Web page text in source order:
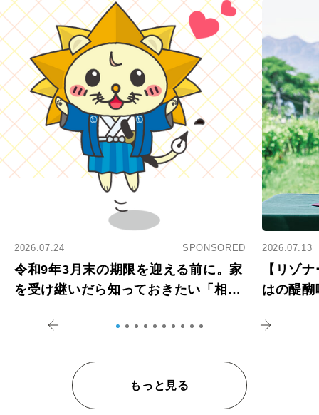
2026.07.24 SPONSORED
令和9年3月末の期限を迎える前に。家
を受け継いだら知っておきたい「相続
2026.07.13
【リゾ
はの醍
もっと見る